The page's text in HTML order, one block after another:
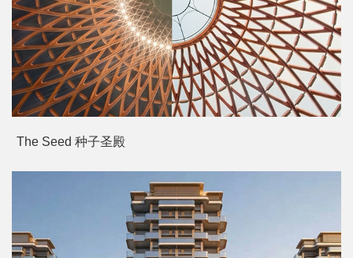
The Seed 种子圣殿